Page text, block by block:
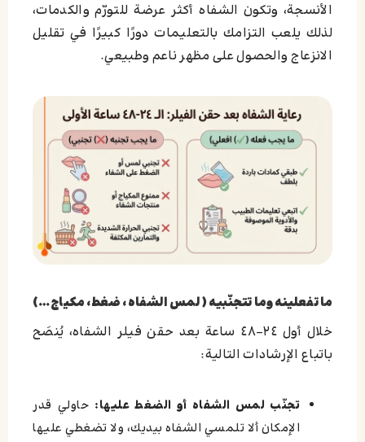
الأنسجة، وتكون الشفاه أكثر عرضة للتورّم والكدمات،
لذلك يلعب التزامك بالتعليمات دورًا كبيرًا في تقليل
الانزعاج والحصول على مظهر ناعم وطبيعي.
ما تفعلينه وما تتجنّبيه (لمس الشفاه، ضغط، مكياج…)
خلال أول ٢٤–٤٨ ساعة بعد حقن فيلر الشفاه، يُنصَح
باتباع الإرشادات التالية:
تجنّب لمس الشفاه أو الضغط عليها: حاولي قدر
الإمكان ألا تلمسي الشفاه بيديك، ولا تضغطي عليها